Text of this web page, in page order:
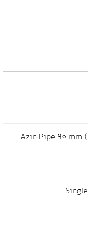
Azin Pipe 90 mm